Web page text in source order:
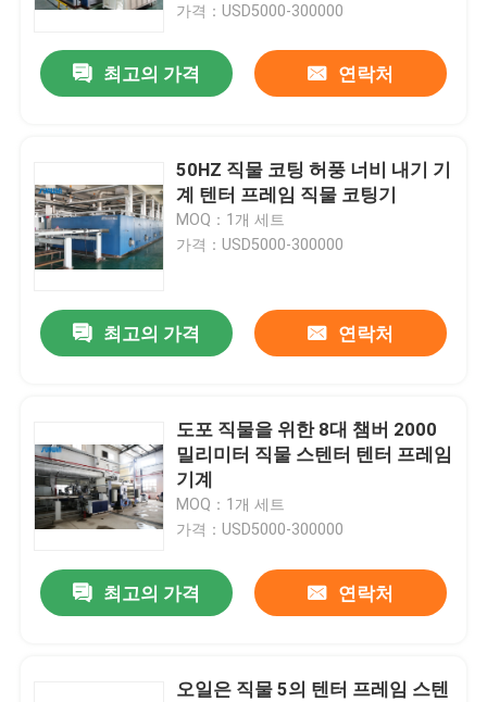
가격：USD5000-300000
최고의 가격 연락처
50HZ 직물 코팅 허풍 너비 내기 기
계 텐터 프레임 직물 코팅기
MOQ：1개 세트
가격：USD5000-300000
최고의 가격 연락처
도포 직물을 위한 8대 챔버 2000
밀리미터 직물 스텐터 텐터 프레임
기계
MOQ：1개 세트
가격：USD5000-300000
최고의 가격 연락처
오일은 직물 5의 텐터 프레임 스텐